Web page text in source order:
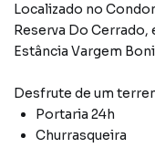
Localizado no
Reserva Do Cerrado,
Estância Vargem
Desfrute de um
Portaria 24h
Churrasqueira